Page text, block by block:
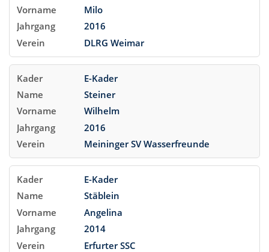
Milo
2016
DLRG Weimar
E-Kader
Steiner
Wilhelm
2016
Meininger SV Wasserfreunde
E-Kader
Stäblein
Angelina
2014
Erfurter SSC